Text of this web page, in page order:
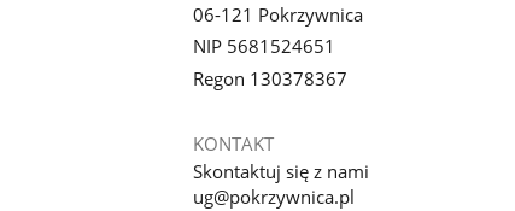
06-121 Pokrzywnica
NIP 5681524651
Regon 130378367
KONTAKT
Skontaktuj się z nami
ug@pokrzywnica.pl